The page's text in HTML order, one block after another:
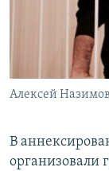
ПОБЕДИТЕЛЕЙ
УКРАИНСКАЯ
ПРИСОЕДИНЯЙТЕСЬ!
Алексей Назимов
В
организовали